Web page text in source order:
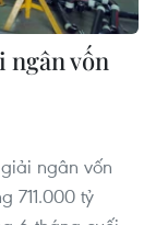
ngân vốn
ngân vốn
711.000 tỷ